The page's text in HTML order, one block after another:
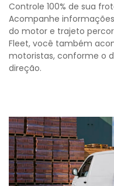
Controle 100% de sua
Acompanhe
do motor e trajeto
Fleet, você também
motoristas, conforme o
direção.